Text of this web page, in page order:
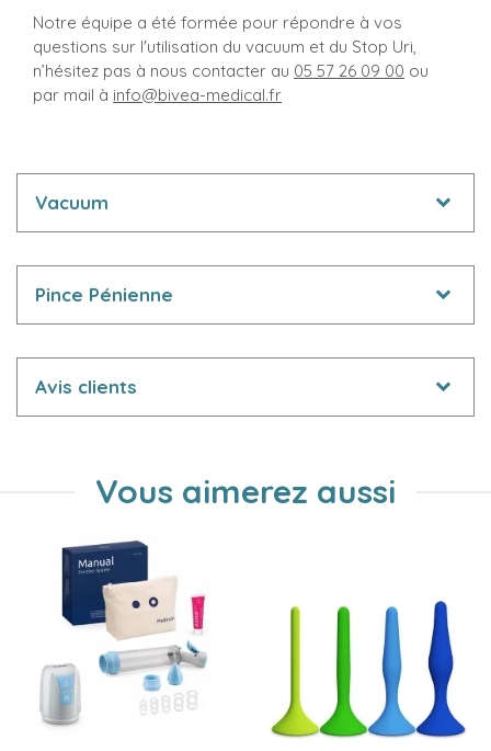
Notre équipe a été formée pour répondre à vos
questions sur l'utilisation du vacuum et du Stop Uri,
n’hésitez pas à nous contacter au 05 57 26 09 00 ou
par mail à info@bivea-medical.fr
Vacuum
Pince Pénienne
Avis clients
Vous aimerez aussi